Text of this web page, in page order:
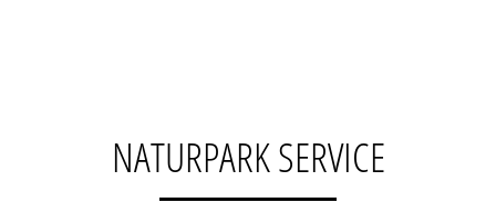
NATURPARK SERVICE